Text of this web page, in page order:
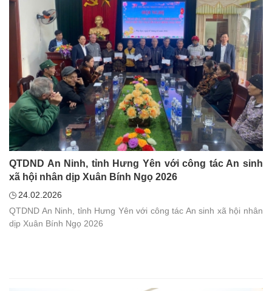
QTDND An Ninh, tỉnh Hưng Yên với công tác An sinh
xã hội nhân dịp Xuân Bính Ngọ 2026
24.02.2026
QTDND An Ninh, tỉnh Hưng Yên với công tác An sinh xã hội nhân
dịp Xuân Bính Ngọ 2026